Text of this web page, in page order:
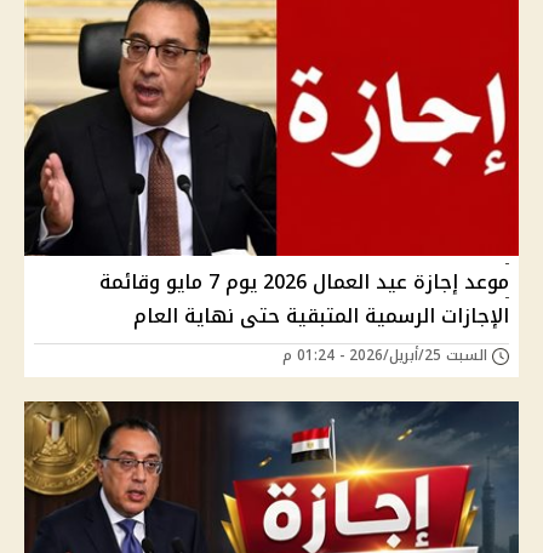
موعد إجازة عيد العمال 2026 يوم 7 مايو وقائمة
الإجازات الرسمية المتبقية حتى نهاية العام
السبت 25/أبريل/2026 - 01:24 م